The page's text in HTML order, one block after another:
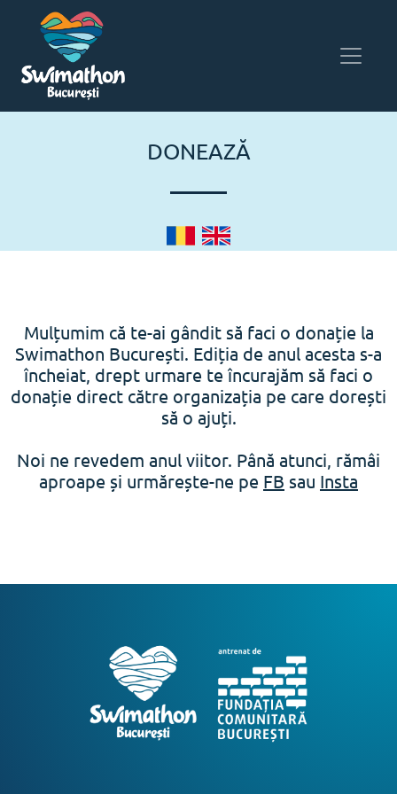
DONEAZĂ
Mulțumim că te-ai gândit să faci o donație la
Swimathon București. Ediția de anul acesta s-a
încheiat, drept urmare te încurajăm să faci o
donație direct către organizația pe care dorești
să o ajuți.
Noi ne revedem anul viitor. Până atunci, rămâi
aproape și urmărește-ne pe FB sau Insta